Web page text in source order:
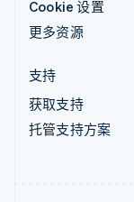
Cookie 设置
更多资源
支持
获取支持
托管支持方案